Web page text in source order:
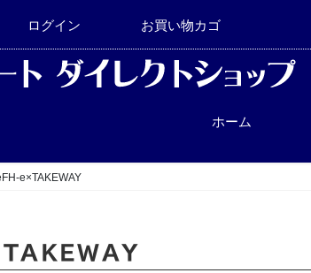
ログイン お買い物カゴ
ホーム
e×TAKEWAY